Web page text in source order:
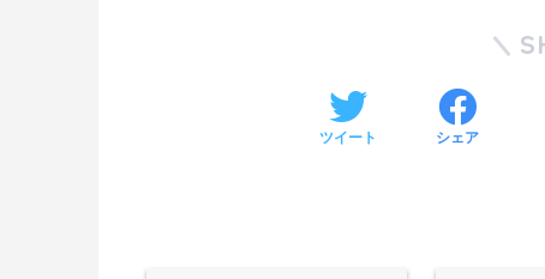
ツイート シェア